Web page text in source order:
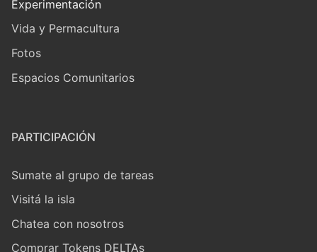
Experimentación
Vida y Permacultura
Fotos
Espacios Comunitarios
PARTICIPACIÓN
Sumate al grupo de tareas
Visitá la isla
Chatea con nosotros
Comprar Tokens DELTAs